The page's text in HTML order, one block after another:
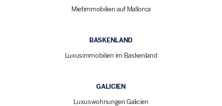
Mietimmobilien auf Mallorca
BASKENLAND
Luxusimmobilien im Baskenland
GALICIEN
Luxuswohnungen Galicien